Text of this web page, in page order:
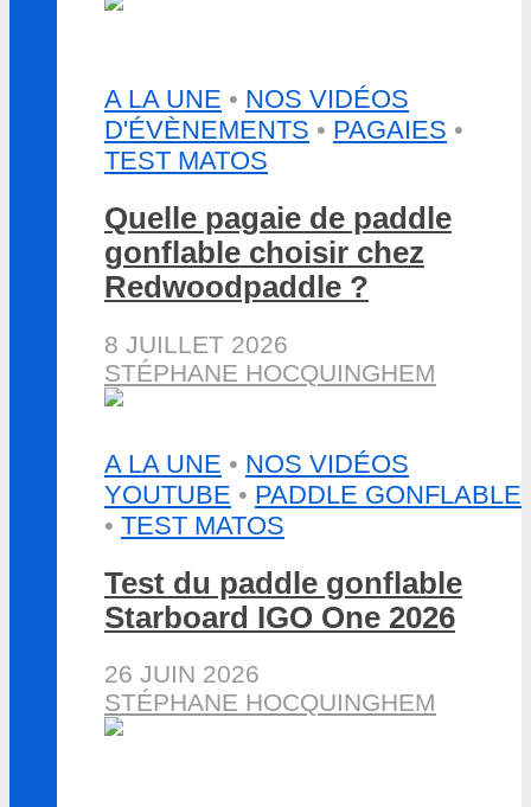
A LA UNE • NOS VIDÉOS
D'ÉVÈNEMENTS • PAGAIES •
TEST MATOS
Quelle pagaie de paddle
gonflable choisir chez
Redwoodpaddle ?
8 JUILLET 2026
STÉPHANE HOCQUINGHEM
A LA UNE • NOS VIDÉOS
YOUTUBE • PADDLE GONFLABLE
• TEST MATOS
Test du paddle gonflable
Starboard IGO One 2026
26 JUIN 2026
STÉPHANE HOCQUINGHEM